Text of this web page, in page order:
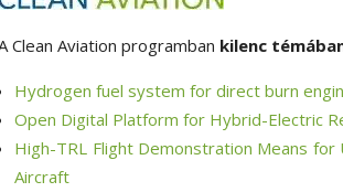
Clean Aviation programban kilenc
Hydrogen fuel system for direct burn
Open Digital Platform for Hybrid-Electric
High-TRL Flight Demonstration Means
Aircraft